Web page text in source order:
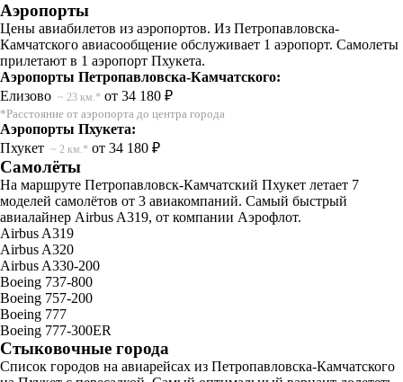
Аэропорты
Цены авиабилетов из аэропортов. Из Петропавловска-
Камчатского авиасообщение обслуживает 1 аэропорт. Самолеты
прилетают в 1 аэропорт Пхукета.
Аэропорты Петропавловска-Камчатского:
Елизово ~ 23 км.* от 34 180 ₽
*Расстояние от аэропорта до центра города
Аэропорты Пхукета:
Пхукет ~ 2 км.* от 34 180 ₽
Самолёты
На маршруте Петропавловск-Камчатский Пхукет летает 7
моделей самолётов от 3 авиакомпаний. Самый быстрый
авиалайнер Airbus A319, от компании Аэрофлот.
Airbus A319
Airbus A320
Airbus A330-200
Boeing 737-800
Boeing 757-200
Boeing 777
Boeing 777-300ER
Стыковочные города
Список городов на авиарейсах из Петропавловска-Камчатского